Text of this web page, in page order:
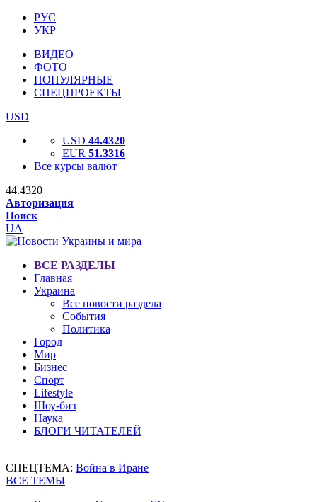
РУС
УКР
ВИДЕО
ФОТО
ПОПУЛЯРНЫЕ
СПЕЦПРОЕКТЫ
USD
USD 44.4320
EUR 51.3316
Все курсы валют
44.4320
Авторизация
Поиск
UA
ВСЕ РАЗДЕЛЫ
Главная
Украина
Все новости раздела
События
Политика
Город
Мир
Бизнес
Спорт
Lifestyle
Шоу-биз
Наука
БЛОГИ ЧИТАТЕЛЕЙ
СПЕЦТЕМА: Война в Иране
ВСЕ ТЕМЫ